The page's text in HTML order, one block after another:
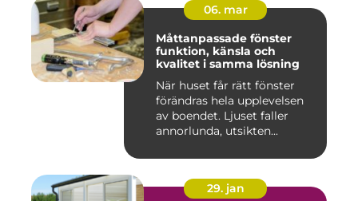
06. mar
Måttanpassade fönster
funktion, känsla och
kvalitet i samma lösning
När huset får rätt fönster
förändras hela upplevelsen
av boendet. Ljuset faller
annorlunda, utsikten...
29. jan